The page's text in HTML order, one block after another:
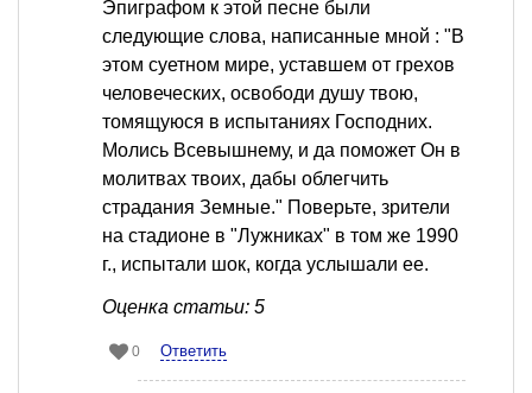
Эпиграфом к этой песне были
следующие слова, написанные мной : "В
этом суетном мире, уставшем от грехов
человеческих, освободи душу твою,
томящуюся в испытаниях Господних.
Молись Всевышнему, и да поможет Он в
молитвах твоих, дабы облегчить
страдания Земные." Поверьте, зрители
на стадионе в "Лужниках" в том же 1990
г., испытали шок, когда услышали ее.
Оценка статьи: 5
0 Ответить